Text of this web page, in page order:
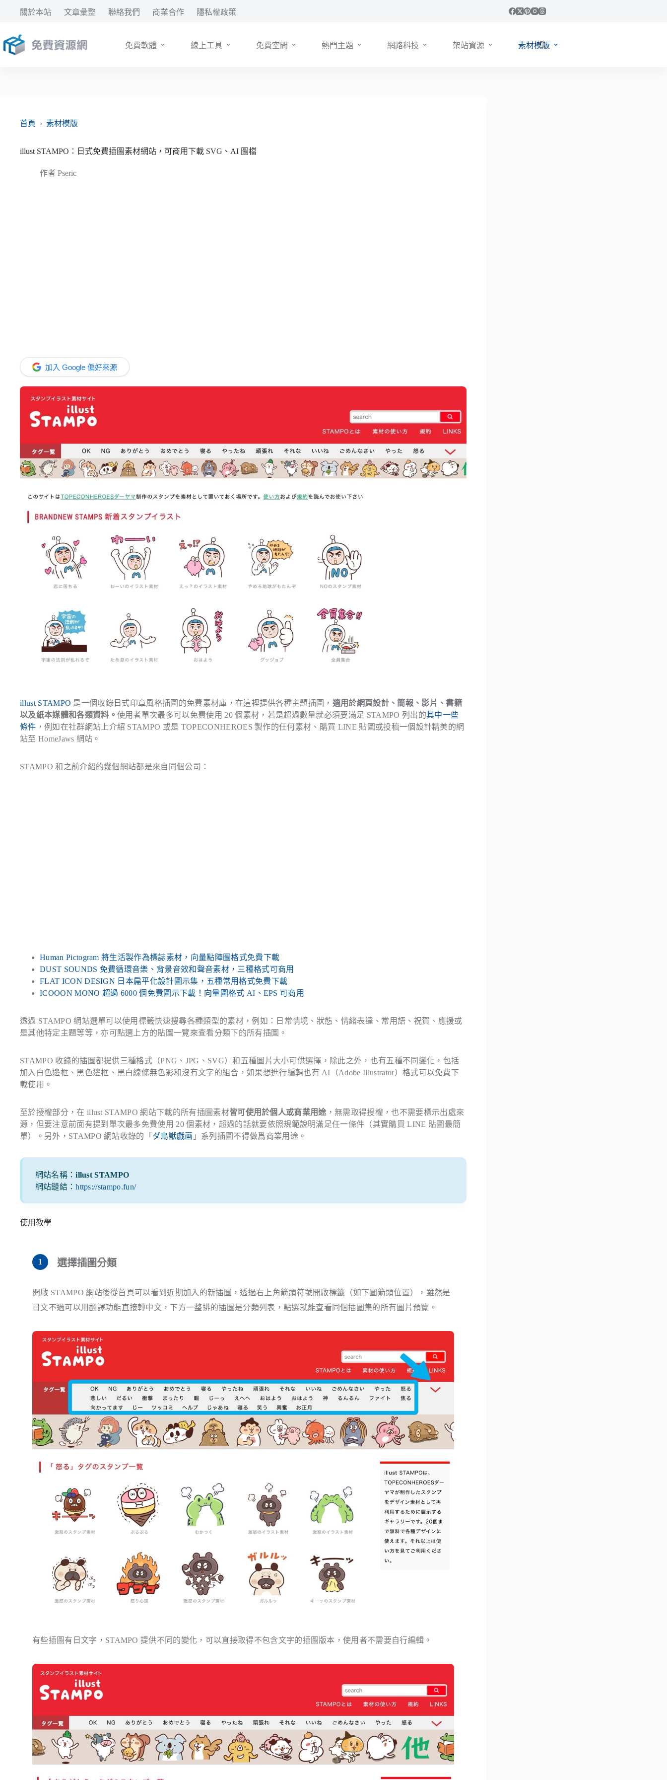
要
內
關於本站 文章彙整 聯絡我們 商業合作 隱私權政策
免費軟體 線上工具 免費空間 熱門主題 網路科技 架站資源 素材模版
首頁 › 素材模版
illust STAMPO：日式免費插圖素材網站，可商用下載 SVG、AI 圖檔
作者 Pseric
加入 Google 偏好來源
illust STAMPO 是一個收錄日式印章風格插圖的免費素材庫，在這裡提供各種主題插圖， 適用於網頁設計、簡報、影片、書籍
以及紙本媒體和各類資料。 使用者單次最多可以免費使用 20 個素材，若是超過數量就必須要滿足 STAMPO 列出的其中一些
條件 ，例如在社群網站上介紹 STAMPO 或是 TOPECONHEROES 製作的任何素材、購買 LINE 貼圖或投稿一個設計精美的網
站至 HomeJaws 網站。
STAMPO 和之前介紹的幾個網站都是來自同個公司：
Human Pictogram 將生活製作為標誌素材，向量點陣圖格式免費下載
DUST SOUNDS 免費循環音樂、背景音效和聲音素材，三種格式可商用
FLAT ICON DESIGN 日本扁平化設計圖示集，五種常用格式免費下載
ICOOON MONO 超過 6000 個免費圖示下載！向量圖格式 AI、EPS 可商用
透過 STAMPO 網站選單可以使用標籤快速搜尋各種類型的素材，例如：日常情境、狀態、情緒表達、常用語、祝賀、應援或
是其他特定主題等等，亦可點選上方的貼圖一覽來查看分類下的所有插圖。
STAMPO 收錄的插圖都提供三種格式（PNG、JPG、SVG）和五種圖片大小可供選擇，除此之外，也有五種不同變化，包括
加入白色邊框、黑色邊框、黑白線條無色彩和沒有文字的組合，如果想進行編輯也有 AI（Adobe Illustrator）格式可以免費下
載使用。
至於授權部分，在 illust STAMPO 網站下載的所有插圖素材皆可使用於個人或商業用途 ，無需取得授權，也不需要標示出處來
源，但要注意前面有提到單次最多免費使用 20 個素材，超過的話就要依照規範說明滿足任一條件（其實購買 LINE 貼圖最簡
單）。另外，STAMPO 網站收錄的「 ダ鳥獣戯画 」系列插圖不得做爲商業用途。
網站名稱：illust STAMPO
網站鏈結：https://stampo.fun/
使用教學
選擇插圖分類
開啟 STAMPO 網站後從首頁可以看到近期加入的新插圖，透過右上角箭頭符號開啟標籤（如下圖箭頭位置），雖然是
日文不過可以用翻譯功能直接轉中文，下方一整排的插圖是分類列表，點選就能查看同個插圖集的所有圖片預覽。
有些插圖有日文字，STAMPO 提供不同的變化，可以直接取得不包含文字的插圖版本，使用者不需要自行編輯。